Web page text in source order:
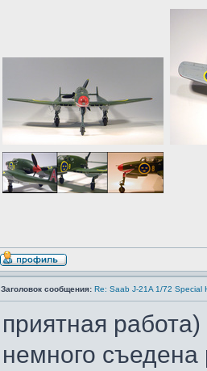
Заголовок сообщения: Re: Saab J-21A 1/72 Special
приятная
немного